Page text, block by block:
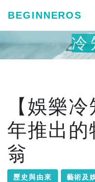
BEGINNEROS
冷
【娛樂
年推出的
翁
歷史與由來 藝術及